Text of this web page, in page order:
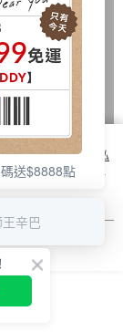
詳情，及若您不希
請參閱本網站「
隱私
本公司得按本網站使
送$8888點
辛巴